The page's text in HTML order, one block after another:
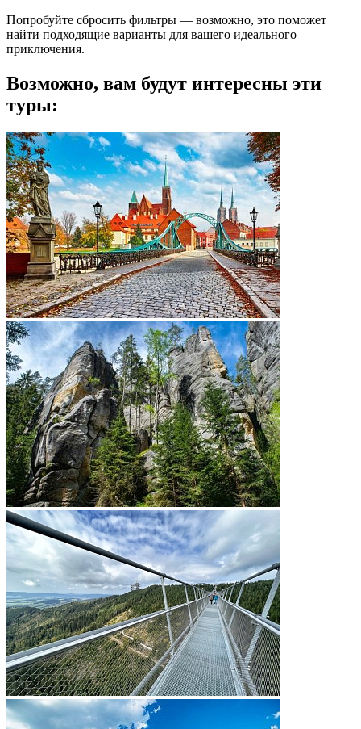
Попробуйте сбросить фильтры — возможно, это поможет
найти подходящие варианты для вашего идеального
приключения.
Возможно, вам будут интересны эти
туры: